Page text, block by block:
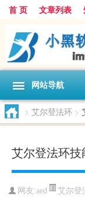
首 页 文章列表
网站导航
> 艾尔登法环 >
艾尔登法环
网友:aed 艾尔登